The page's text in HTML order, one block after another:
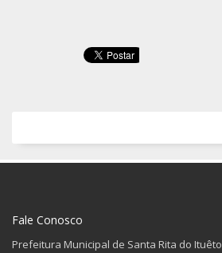
Fale Conosco
Prefeitura Municipal de Santa Rita do Ituêto